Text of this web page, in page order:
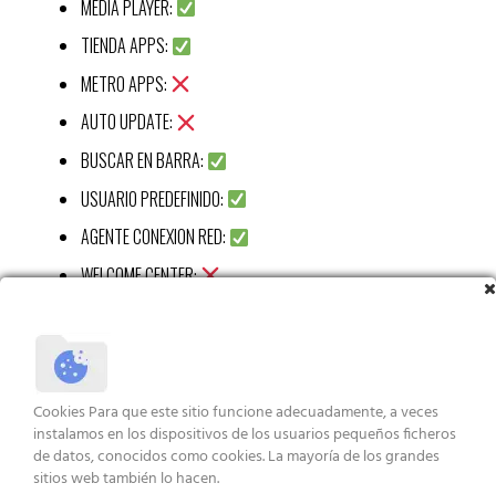
MEDIA PLAYER:
TIENDA APPS:
METRO APPS:
AUTO UPDATE:
BUSCAR EN BARRA:
USUARIO PREDEFINIDO:
AGENTE CONEXION RED:
WELCOME CENTER:
RECORTES APP:
STICKY APP:
VISUALIZ WIN 7:
XBOX APP:
Cookies Para que este sitio funcione adecuadamente, a veces
instalamos en los dispositivos de los usuarios pequeños ficheros
de datos, conocidos como cookies. La mayoría de los grandes
sitios web también lo hacen.